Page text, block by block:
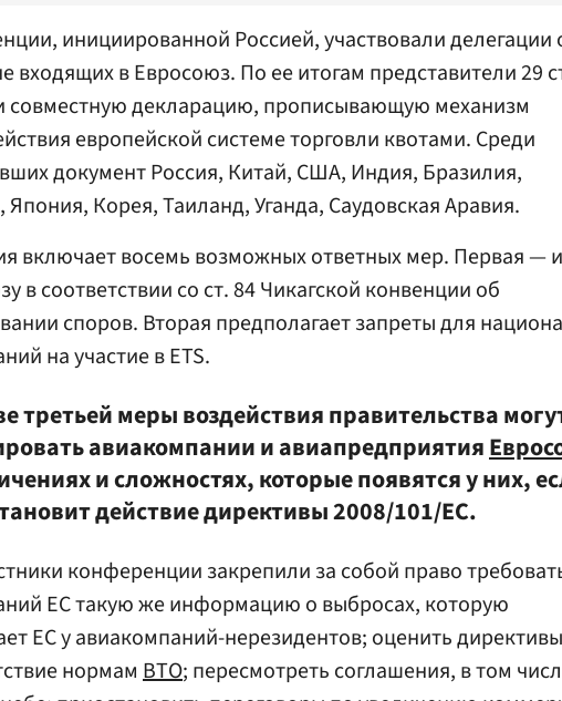
инициированной Россией, участвовали делегации
входящих в Евросоюз. По ее итогам представители 29
совместную декларацию, прописывающую механизм
европейской системе торговли квотами. Среди
документ Россия, Китай, США, Индия, Бразилия,
Япония, Корея, Таиланд, Уганда, Саудовская Аравия.
включает восемь возможных ответных мер. Первая —
в соответствии со ст. 84 Чикагской конвенции об
споров. Вторая предполагает запреты для
на участие в ETS.
третьей меры воздействия правительства
авиакомпании и авиапредприятия
и сложностях, которые появятся у них,
действие директивы 2008/101/ЕС.
конференции закрепили за собой право
ЕС такую же информацию о выбросах, которую
ЕС у авиакомпаний-нерезидентов; оценить
нормам ВТО; пересмотреть соглашения, в том